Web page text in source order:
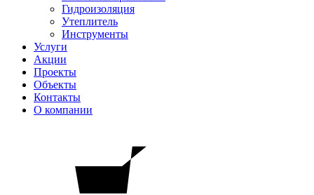
Гидроизоляция
Утеплитель
Инструменты
Услуги
Акции
Проекты
Объекты
Контакты
О компании